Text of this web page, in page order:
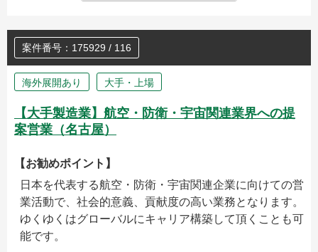
案件番号：175929 / 116
海外展開あり 大手・上場
【大手製造業】航空・防衛・宇宙関連業界への提
案営業（名古屋）
【お勧めポイント】
日本を代表する航空・防衛・宇宙関連企業に向けての営
業活動で、社会的意義、貢献度の高い業務となります。
ゆくゆくはグローバルにキャリア構築して頂くことも可
能です。